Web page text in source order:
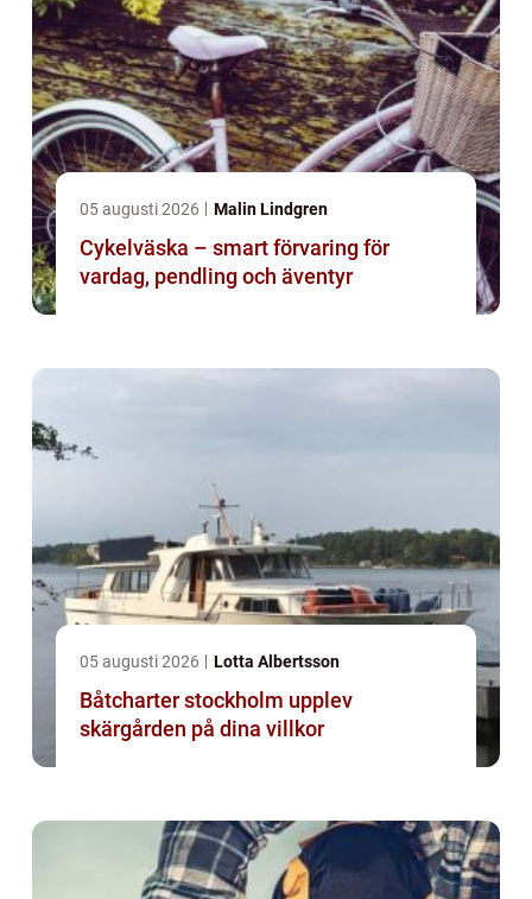
05 augusti 2026 Malin Lindgren
Cykelväska – smart förvaring för
vardag, pendling och äventyr
05 augusti 2026 Lotta Albertsson
Båtcharter stockholm upplev
skärgården på dina villkor